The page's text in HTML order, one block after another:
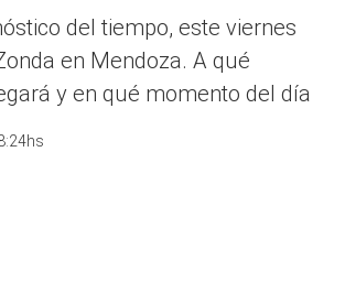
del tiempo, este viernes
en Mendoza. A qué
y en qué momento del día